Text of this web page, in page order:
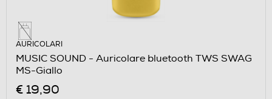
AURICOLARI
MUSIC SOUND - Auricolare bluetooth TWS SWAG
MS-Giallo
€ 19,90